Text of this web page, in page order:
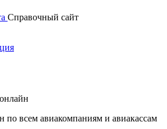
Справочный сайт
по всем авиакомпаниям и авиакассам